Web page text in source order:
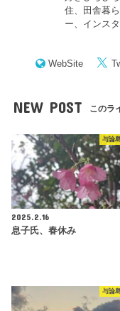
住、田舎暮
ー、インス
WebSite
NEW POST このラ
与論
2025.2.16
息子氏、春休み
与論